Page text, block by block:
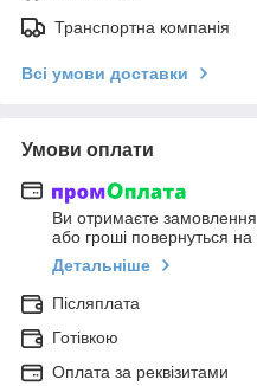
Транспортна компанія
Всі умови доставки
Умови оплати
Ви отримаєте замовлення
або гроші повернуться на
Детальніше
Післяплата
Готівкою
Оплата за реквізитами